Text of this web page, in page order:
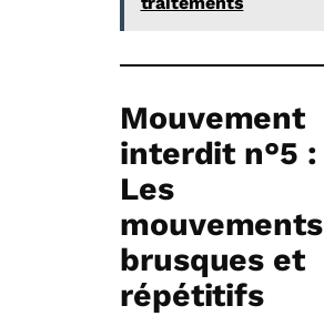
Mouvement
interdit n°5 :
Les
mouvements
brusques et
répétitifs